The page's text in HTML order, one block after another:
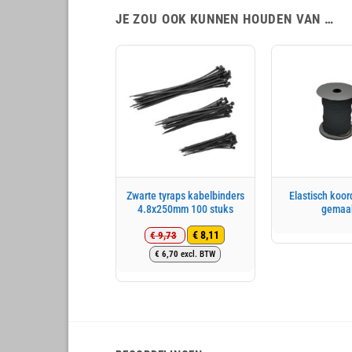
JE ZOU OOK KUNNEN HOUDEN VAN …
Zwarte tyraps kabelbinders
4.8x250mm 100 stuks
€9,73
Oorspronkelijke
prijs
€8,11
Huidige
prijs
€ 6,70 excl. BTW
Elastisch